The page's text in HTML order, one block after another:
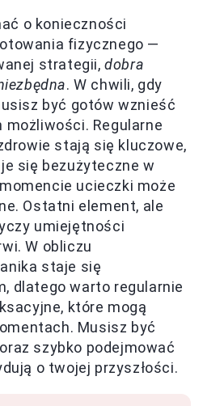
o konieczności
fizycznego —
strategii,dobra
. W chwili, gdy
być gotów wznieść
Regularne
stają się kluczowe,
się bezużyteczne w
ucieczki może
Ostatni element, ale
umiejętności
W obliczu
staje się
dlatego warto regularnie
które mogą
Musisz być
szybko podejmować
o twojej przyszłości.